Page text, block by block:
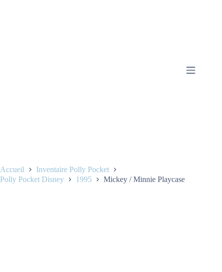
Accueil
Inventaire Polly Pocket
Polly Pocket Disney
1995 Mickey / Minnie Playcase